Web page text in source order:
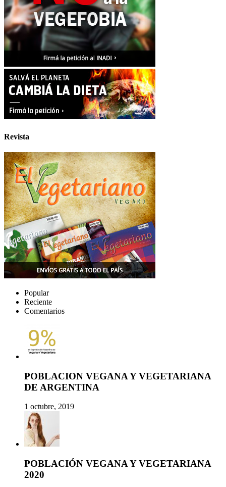
Revista
Popular
Reciente
Comentarios
POBLACION VEGANA Y VEGETARIANA
DE ARGENTINA
1 octubre, 2019
POBLACIÓN VEGANA Y VEGETARIANA
2020